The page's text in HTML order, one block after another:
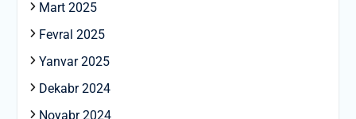
Mart 2025
Fevral 2025
Yanvar 2025
Dekabr 2024
Noyabr 2024